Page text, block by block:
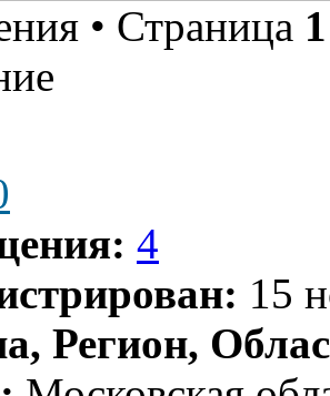
• Страница 1
4
15
Регион,